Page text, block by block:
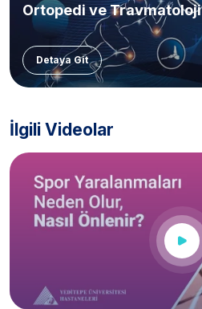
Ortopedi ve Travmatoloji
Detaya Git
İlgili Videolar